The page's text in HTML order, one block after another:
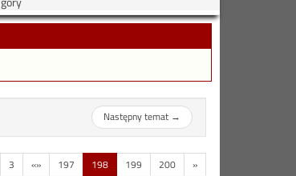
Następny temat→
3 «» 197 198 199 200 »